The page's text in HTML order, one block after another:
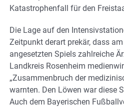
Katastrophenfall für den
Die Lage auf den
Zeitpunkt derart prekär, dass
angesetzten Spiels zahlreiche
Landkreis Rosenheim
„Zusammenbruch der
warnten. Den Löwen war diese
Auch dem Bayerischen